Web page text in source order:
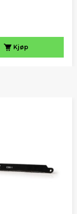
Kjøp